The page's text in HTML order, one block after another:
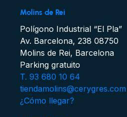
Molins de Rei
Polígono Industrial “El Pla”
Av. Barcelona, 238 08750
Molins de Rei, Barcelona
Parking gratuito
T. 93 680 10 64
tiendamolins@cerygres.com
¿Cómo llegar?